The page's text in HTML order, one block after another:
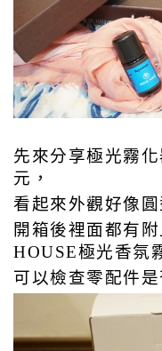
先來分享極光霧化
元，
看起來外觀好像圓
開箱後裡面都有
HOUSE極光香氛
可以檢查零配件是